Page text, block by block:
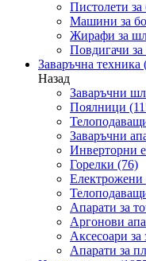
Пистолети за
Машини за
Жирафи за
Повдигачи за
Заваръчна техника
Назад
Заваръчни
Поялници
Заваръчни
Инверторни
Горелки (76)
Електрожени
Апарати за
Аргонови
Аксесоари за
Апарати за